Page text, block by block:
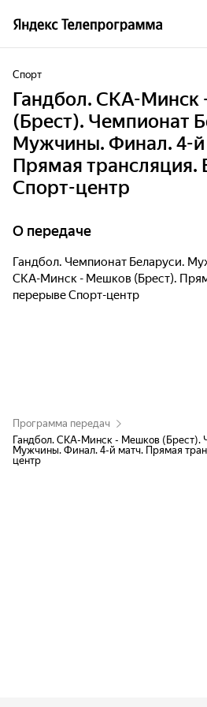
Спорт
Гандбол. СКА-Минск
(Брест). Чемпионат
Мужчины. Финал. 4-й
Прямая трансляция.
Спорт-центр
О передаче
Гандбол. Чемпионат Беларуси.
СКА-Минск - Мешков (Брест).
перерыве Спорт-центр
Программа передач
Гандбол. СКА-Минск - Мешков (Брест).
Мужчины. Финал. 4-й матч. Прямая
центр